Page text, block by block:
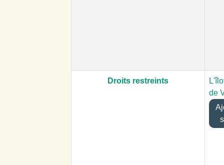
Droits restreints
de